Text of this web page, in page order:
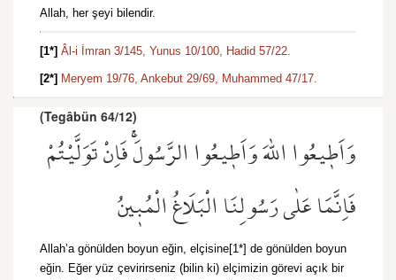
Allah, her şeyi bilendir.
[1*] Âl-i İmran 3/145, Yunus 10/100, Hadid 57/22.
[2*] Meryem 19/76, Ankebut 29/69, Muhammed 47/17.
(Tegâbün 64/12)
وَاَط۪يعُوا اللّٰهَ وَاَط۪يعُوا الرَّسُولَۚ فَاِنْ تَوَلَّيْتُمْ
فَاِنَّمَا عَلٰى رَسُولِنَا الْبَلَاغُ الْمُب۪ينُ
Allah’a gönülden boyun eğin, elçisine[1*] de gönülden boyun
eğin. Eğer yüz çevirirseniz (bilin ki) elçimizin görevi açık bir